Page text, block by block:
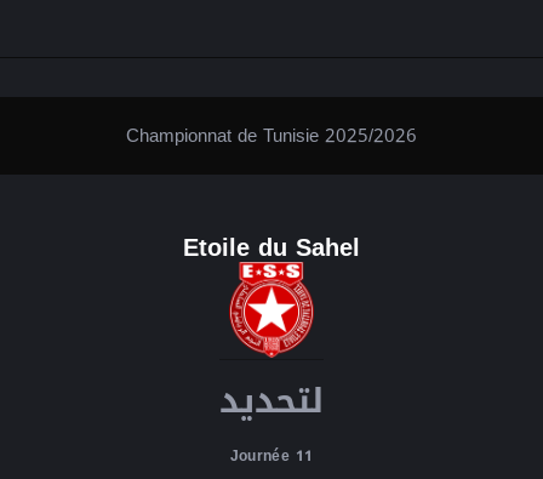
Championnat de Tunisie 2025/2026
Etoile du Sahel
لتحديد
Journée 11